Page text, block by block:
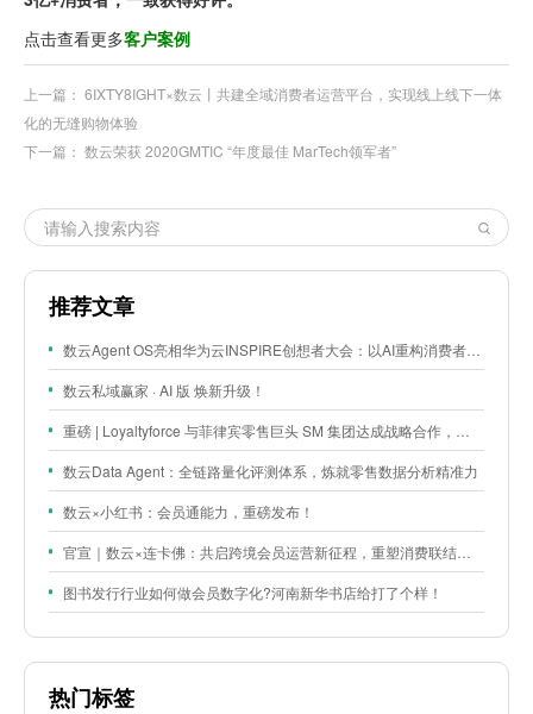
点击查看更多客户案例
上一篇： 6IXTY8IGHT×数云丨共建全域消费者运营平台，实现线上线下一体
化的无缝购物体验
下一篇： 数云荣获 2020GMTIC “年度最佳 MarTech领军者”
推荐文章
数云Agent OS亮相华为云INSPIRE创想者大会：以AI重构消费者运营与零售营销新范式
数云私域赢家 · AI 版 焕新升级！
重磅 | Loyaltyforce 与菲律宾零售巨头 SM 集团达成战略合作，携手开启 SMAC 会员数智化运营新征程
数云Data Agent：全链路量化评测体系，炼就零售数据分析精准力
数云×小红书：会员通能力，重磅发布！
官宣｜数云×连卡佛：共启跨境会员运营新征程，重塑消费联结新体验
图书发行行业如何做会员数字化?河南新华书店给打了个样！
热门标签